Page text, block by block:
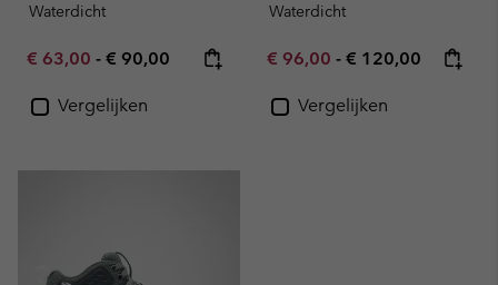
Waterdicht
Minimum sale price:
€ 63,00 - Maximum price:
€ 90,00
Vergelijken
Waterdicht
Minimum sale price:
€ 96,00 - Maximum price:
€ 120,00
Vergelijken